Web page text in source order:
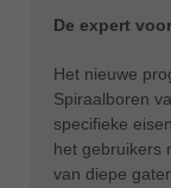
De expert
Het nieuwe
Spiraalboren
specifieke
het gebruikers
van diepe